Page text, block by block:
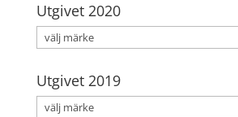
Utgivet 2020
Utgivet 2019